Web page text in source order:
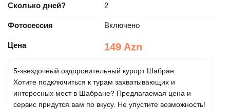
Сколько дней? 2
Фотосессия Включено
Цена 149 Azn
5-звездочный оздоровительный курорт Шабран
Хотите подключиться к турам захватывающих и
интересных мест в Шабране? Предлагаемая цена и
сервис придутся вам по вкусу. Не упустите возможность!